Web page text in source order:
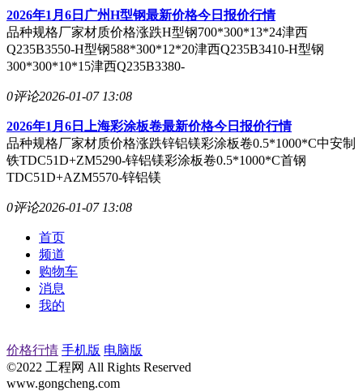
2026年1月6日广州H型钢最新价格今日报价行情
品种规格厂家材质价格涨跌H型钢700*300*13*24津西
Q235B3550-H型钢588*300*12*20津西Q235B3410-H型钢
300*300*10*15津西Q235B3380-
0评论2026-01-07 13:08
2026年1月6日上海彩涂板卷最新价格今日报价行情
品种规格厂家材质价格涨跌锌铝镁彩涂板卷0.5*1000*C中安制
铁TDC51D+ZM5290-锌铝镁彩涂板卷0.5*1000*C首钢
TDC51D+AZM5570-锌铝镁
0评论2026-01-07 13:08
首页
频道
购物车
消息
我的
价格行情 手机版 电脑版
©2022 工程网 All Rights Reserved
www.gongcheng.com